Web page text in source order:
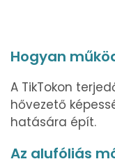
Hogyan
A TikTokon
hővezető
hatására épít.
Az alufóliás